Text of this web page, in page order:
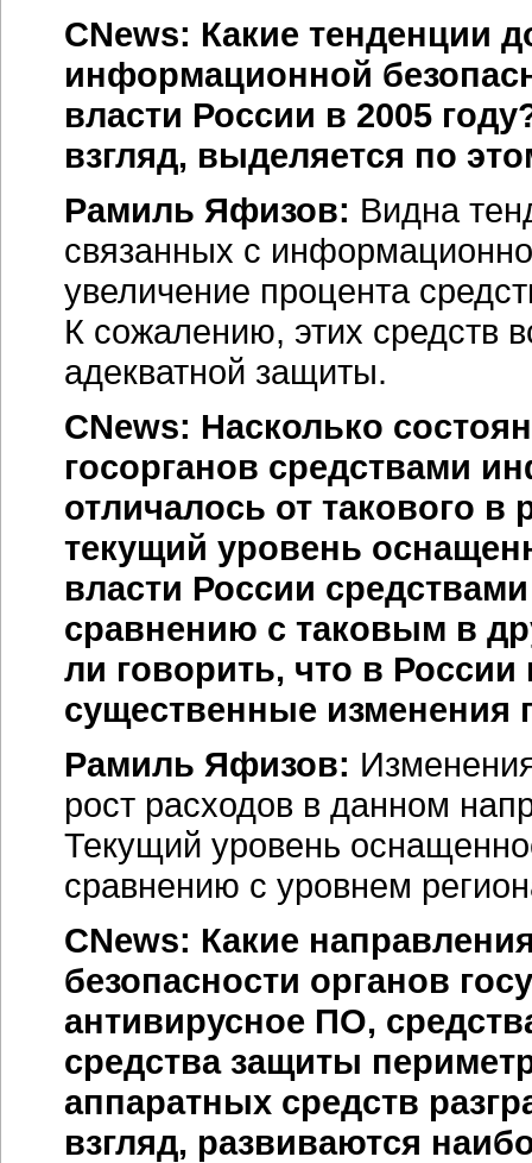
CNews: Какие тенденции
информационной
власти России в 2005
взгляд, выделяется по
Рамиль Яфизов: Видна
связанных с
увеличение процента
К сожалению, этих средств
адекватной защиты.
CNews: Насколько
госорганов средствами
отличалось от такового в
текущий уровень
власти России
сравнению с таковым в
ли говорить, что в
существенные изменения
Рамиль Яфизов:
рост расходов в данном
Текущий уровень
сравнению с уровнем
CNews: Какие
безопасности органов
антивирусное ПО,
средства защиты
аппаратных средств
взгляд, развиваются